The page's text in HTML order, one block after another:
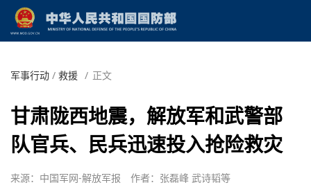
军事行动 / 救援 / 正文
甘肃陇西地震，解放军和武警部
队官兵、民兵迅速投入抢险救灾
来源：中国军网-解放军报
作者：张磊峰 武诗韬等